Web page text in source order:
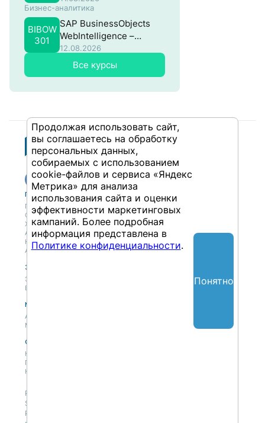
Бизнес-аналитика
BIBOW
301
SAP BusinessObjects
WebIntelligence –
Продвинутый
12.08.2026
Все курсы
Публикации
Публикации
Обсуждения
Журнал
Антологии
Колонки
Авторы
Учебный центр
Учебный центр
Выбрать обучение
Форматы и опции
Экспертная сеть
Экспертная сеть
Вакансии
Мероприятия
Анонсы мероприятий
Материалы мероприятий
О нас
Концепция
Политики
Контакты
Републикация материалов — только со ссылкой на
SAPLAND.RU, с разрешения редакции сайта.
Редакция не несет ответственности за высказывания
Продолжая использовать сайт,
вы соглашаетесь на обработку
персональных данных,
собираемых с использованием
cookie-файлов и сервиса «Яндекс
Метрика» для анализа
использования сайта и оценки
эффективности маркетинговых
кампаний. Более подробная
информация представлена в
Политике конфиденциальности.
Понятно